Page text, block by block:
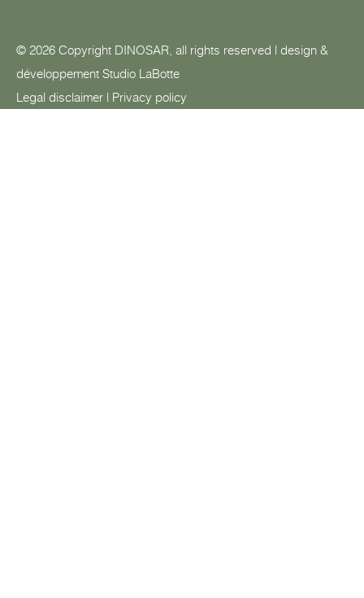
© 2026 Copyright DINOSAR, all rights reserved | design &
développement Studio LaBotte
Legal disclaimer | Privacy policy